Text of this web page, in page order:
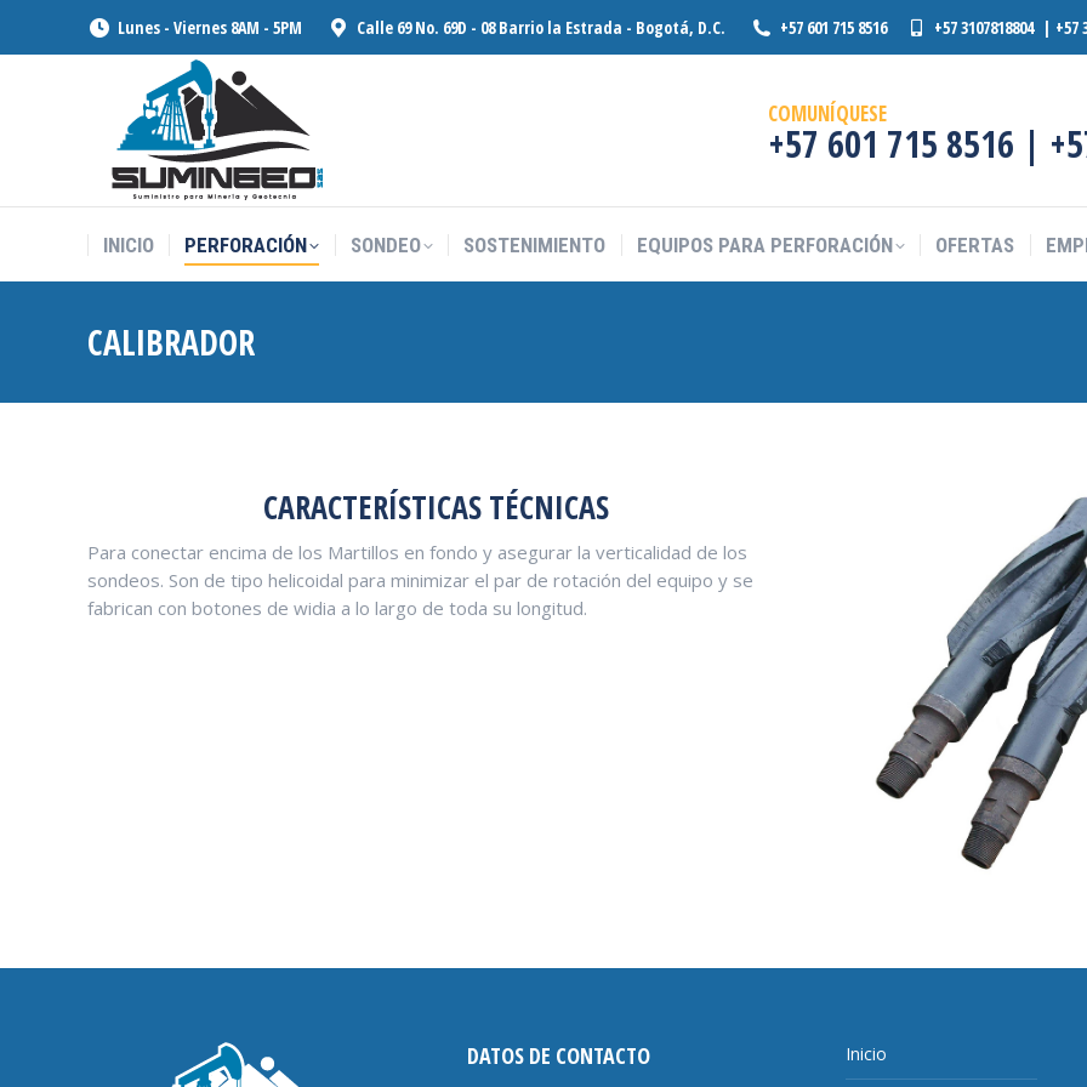
Lunes - Viernes 8AM - 5PM Calle 69 No. 69D - 08 Barrio la Estrada - Bogotá, D.C. +57 601 715 8516 +57 3107818804 | +57
COMUNÍQUESE
+57 601 715 8516 |
INICIO PERFORACIÓN SONDEO SOSTENIMIENTO EQUIPOS PARA PERFORACIÓN OFERTAS
CALIBRADOR
CARACTERÍSTICAS TÉCNICAS
Para conectar encima de los Martillos en fondo y asegurar la verticalidad de los
sondeos. Son de tipo helicoidal para minimizar el par de rotación del equipo y se
fabrican con botones de widia a lo largo de toda su longitud.
DATOS DE CONTACTO Inicio
INICIO PERFORACIÓN SONDEO SOSTENIMIENTO EQUIPOS PARA PERFORACIÓN OFERTAS